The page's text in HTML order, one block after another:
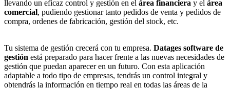
llevando un eficaz control y gestión en el área financiera y el área
comercial, pudiendo gestionar tanto pedidos de venta y pedidos de
compra, ordenes de fabricación, gestión del stock, etc.
Tu sistema de gestión crecerá con tu empresa. Datages software de
gestión está preparado para hacer frente a las nuevas necesidades de
gestión que puedan aparecer en un futuro. Con esta aplicación
adaptable a todo tipo de empresas, tendrás un control integral y
obtendrás la información en tiempo real en todas las áreas de la